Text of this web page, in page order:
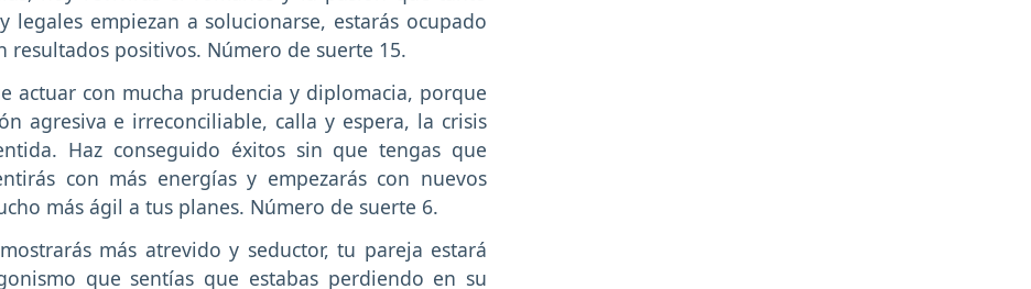
legales empiezan a solucionarse, estarás ocupado
positivos. Número de suerte 15.
actuar con mucha prudencia y diplomacia, porque
agresiva e irreconciliable, calla y espera, la crisis
Haz conseguido éxitos sin que tengas que
con más energías y empezarás con nuevos
más ágil a tus planes. Número de suerte 6.
más atrevido y seductor, tu pareja estará
que sentías que estabas perdiendo en su